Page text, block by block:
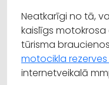
Neatkarīgi no tā,
kaislīgs
tūrisma
motocikla
internetveikalā